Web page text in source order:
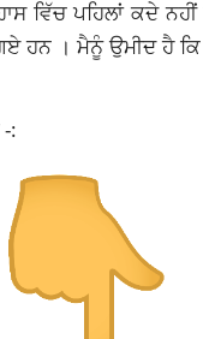
ਵਿੱਚ ਪਹਿਲਾਂ ਕਦੇ
ਹਨ । ਮੈਨੂੰ ਉਮੀਦ ਹੈ
: